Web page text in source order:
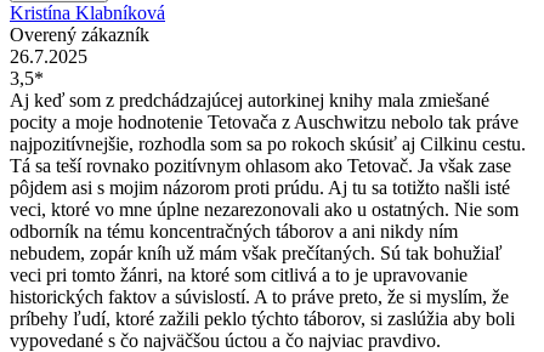
Kristína Klabníková
Overený zákazník
26.7.2025
3,5*
Aj keď som z predchádzajúcej autorkinej knihy mala zmiešané
pocity a moje hodnotenie Tetovača z Auschwitzu nebolo tak práve
najpozitívnejšie, rozhodla som sa po rokoch skúsiť aj Cilkinu cestu.
Tá sa teší rovnako pozitívnym ohlasom ako Tetovač. Ja však zase
pôjdem asi s mojim názorom proti prúdu. Aj tu sa totižto našli isté
veci, ktoré vo mne úplne nezarezonovali ako u ostatných. Nie som
odborník na tému koncentračných táborov a ani nikdy ním
nebudem, zopár kníh už mám však prečítaných. Sú tak bohužiaľ
veci pri tomto žánri, na ktoré som citlivá a to je upravovanie
historických faktov a súvislostí. A to práve preto, že si myslím, že
príbehy ľudí, ktoré zažili peklo týchto táborov, si zaslúžia aby boli
vypovedané s čo najväčšou úctou a čo najviac pravdivo.